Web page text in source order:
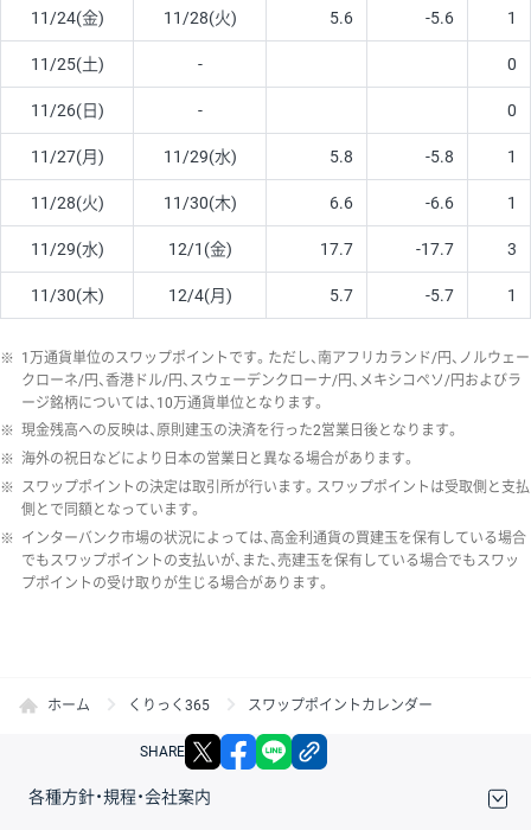
11/24(金) 11/28(火) 5.6 -5.6 1
11/25(土) - 0
11/26(日) - 0
11/27(月) 11/29(水) 5.8 -5.8 1
11/28(火) 11/30(木) 6.6 -6.6 1
11/29(水) 12/1(金) 17.7 -17.7 3
11/30(木) 12/4(月) 5.7 -5.7 1
※ 1万通貨単位のスワップポイントです。ただし、南アフリカランド/円、ノルウェー
クローネ/円、香港ドル/円、スウェーデンクローナ/円、メキシコペソ/円およびラ
ージ銘柄については、10万通貨単位となります。
※ 現金残高への反映は、原則建玉の決済を行った2営業日後となります。
※ 海外の祝日などにより日本の営業日と異なる場合があります。
※ スワップポイントの決定は取引所が行います。スワップポイントは受取側と支払
側とで同額となっています。
※ インターバンク市場の状況によっては、高金利通貨の買建玉を保有している場合
でもスワップポイントの支払いが、また、売建玉を保有している場合でもスワッ
プポイントの受け取りが生じる場合があります。
ホーム くりっく365 スワップポイントカレンダー
SHARE X facebook
各種方針・規程・会社案内